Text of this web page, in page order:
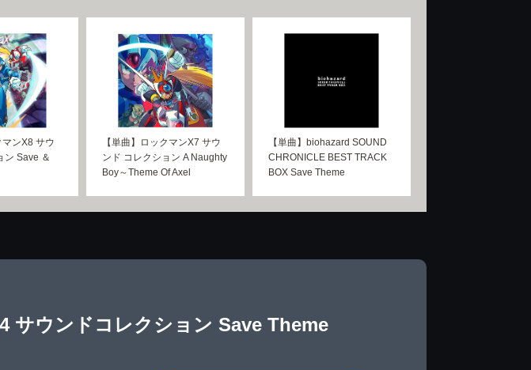
マンX8 サウ
ン Save ＆
【単曲】ロックマンX7 サウ
ンド コレクション A Naughty
Boy～Theme Of Axel
【単曲】biohazard SOUND
CHRONICLE BEST TRACK
BOX Save Theme
サウンドコレクション Save Theme